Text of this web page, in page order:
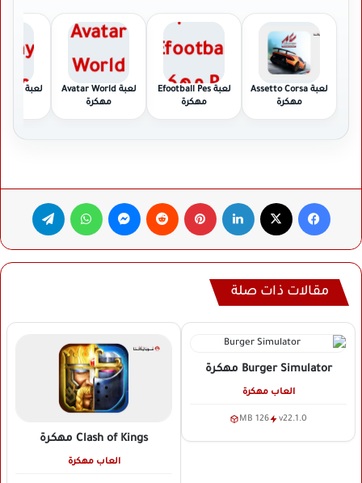
لعبة Assetto Corsa
مهكرة
لعبة Efootball Pes
مهكرة
لعبة Avatar World
مهكرة
لعبة Granny مهكرة
فيسبوك لينكدإن بينتيريست ماسنجر واتساب
مقالات ذات صلة
Burger Simulator مهكرة
العاب مهكرة
v22.1.0
126 MB
Clash of Kings مهكرة
العاب مهكرة